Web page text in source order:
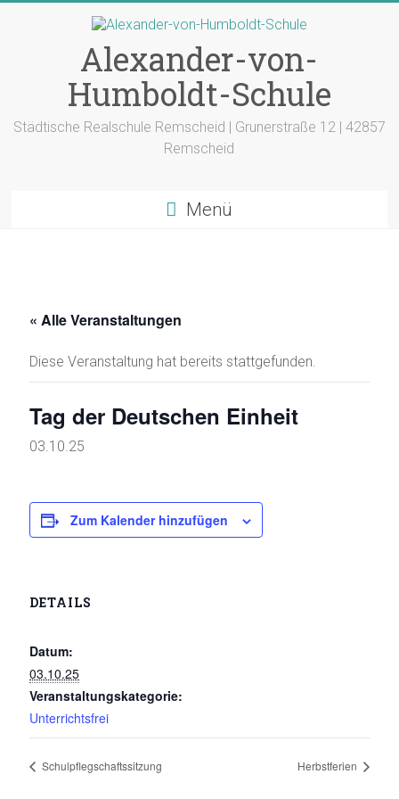
Alexander-von-
Humboldt-Schule
Städtische Realschule Remscheid | Grunerstraße 12 | 42857
Remscheid
Menü
« Alle Veranstaltungen
Diese Veranstaltung hat bereits stattgefunden.
Tag der Deutschen Einheit
03.10.25
Zum Kalender hinzufügen
DETAILS
Datum:
03.10.25
Veranstaltungskategorie:
Unterrichtsfrei
Schulpflegschaftssitzung Herbstferien